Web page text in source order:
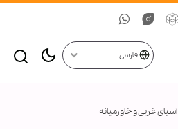
فارسی
آسیای غربی و خاورمیانه